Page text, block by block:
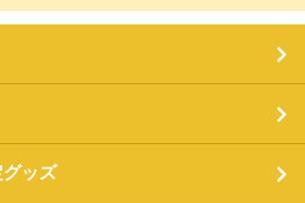
ッズ